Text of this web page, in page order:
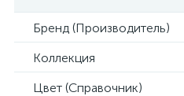
Бренд (Производитель)
Коллекция
Цвет (Справочник)